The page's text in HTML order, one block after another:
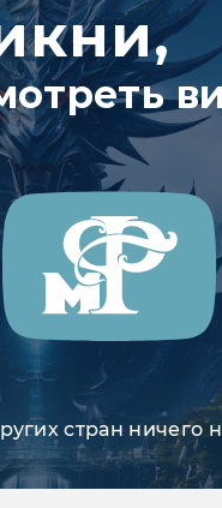
стран ничего